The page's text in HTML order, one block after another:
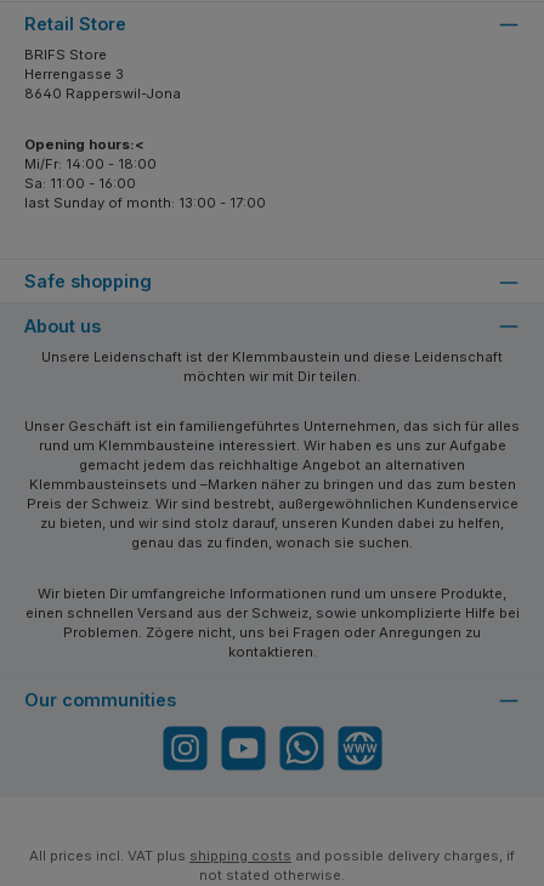
Safe shopping
Retail Store
BRIFS Store
Herrengasse 3
8640 Rapperswil-Jona
Opening hours:<
Mi/Fr: 14:00 - 18:00
Sa: 11:00 - 16:00
last Sunday of month: 13:00 - 17:00
About us
Unsere Leidenschaft ist der Klemmbaustein und diese Leidenschaft
möchten wir mit Dir teilen.
Unser Geschäft ist ein familiengeführtes Unternehmen, das sich für alles
rund um Klemmbausteine interessiert. Wir haben es uns zur Aufgabe
gemacht jedem das reichhaltige Angebot an alternativen
Klemmbausteinsets und –Marken näher zu bringen und das zum besten
Preis der Schweiz. Wir sind bestrebt, außergewöhnlichen Kundenservice
zu bieten, und wir sind stolz darauf, unseren Kunden dabei zu helfen,
genau das zu finden, wonach sie suchen.
Wir bieten Dir umfangreiche Informationen rund um unsere Produkte,
einen schnellen Versand aus der Schweiz, sowie unkomplizierte Hilfe bei
Problemen. Zögere nicht, uns bei Fragen oder Anregungen zu
kontaktieren.
Our communities
Instagram YouTube WhatsApp Website
All prices incl. VAT plus shipping costs and possible delivery charges, if
not stated otherwise.